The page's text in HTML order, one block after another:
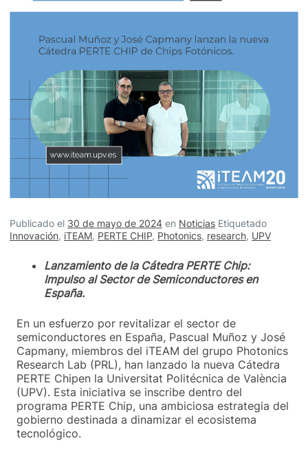
Publicado el 30 de mayo de 2024 en Noticias Etiquetado
Innovación, iTEAM, PERTE CHIP, Photonics, research, UPV
Lanzamiento de la Cátedra PERTE Chip:
Impulso al Sector de Semiconductores en
España.
En un esfuerzo por revitalizar el sector de
semiconductores en España, Pascual Muñoz y José
Capmany, miembros del iTEAM del grupo Photonics
Research Lab (PRL), han lanzado la nueva Cátedra
PERTE Chipen la Universitat Politécnica de València
(UPV). Esta iniciativa se inscribe dentro del
programa PERTE Chip, una ambiciosa estrategia del
gobierno destinada a dinamizar el ecosistema
tecnológico.